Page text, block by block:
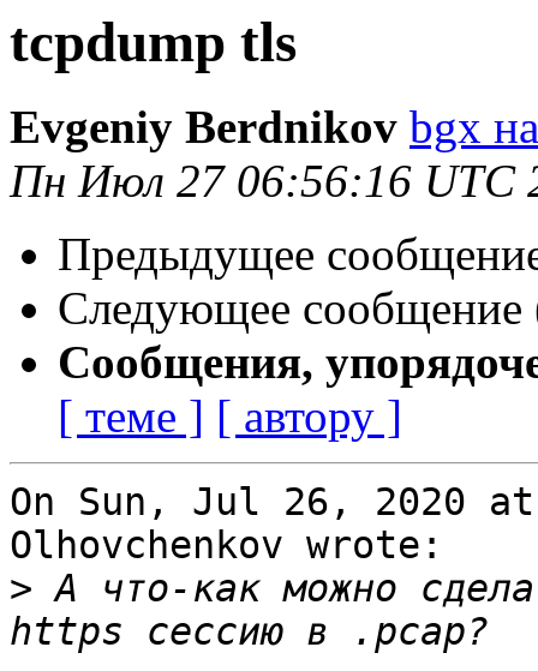
tcpdump tls
Evgeniy Berdnikov bgx
Пн Июл 27 06:56:16 UTC
Предыдущее
Следующее сообщение
Сообщения,
[ теме ] [ автору ]
On Sun, Jul 26, 2020 at
Olhovchenkov wrote:
> А что-как можно